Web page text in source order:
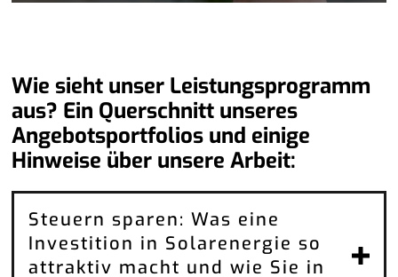
Wie sieht unser Leistungsprogramm
aus? Ein Querschnitt unseres
Angebotsportfolios und einige
Hinweise über unsere Arbeit:
Steuern sparen: Was eine
Investition in Solarenergie so
attraktiv macht und wie Sie in